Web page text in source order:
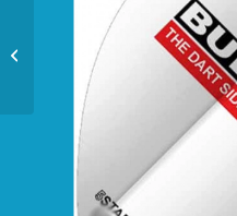
Unicorn Dartstand Tri-